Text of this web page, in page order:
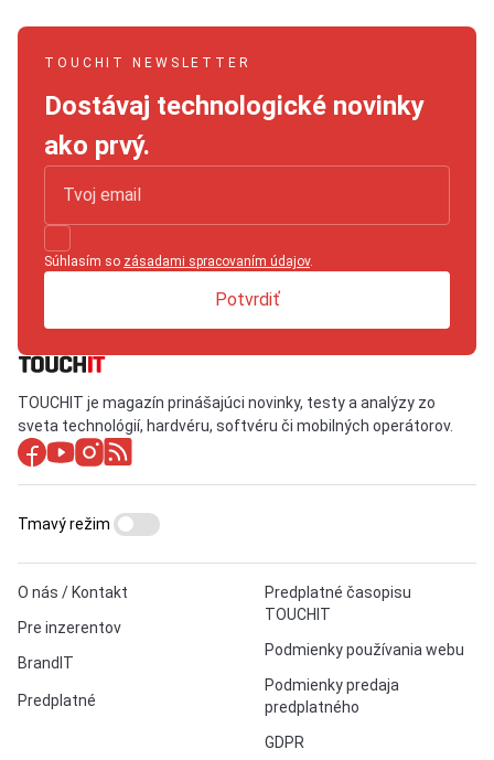
TOUCHIT NEWSLETTER
Dostávaj technologické novinky
ako prvý.
Súhlasím so zásadami spracovaním údajov.
Potvrdiť
TOUCHIT je magazín prinášajúci novinky, testy a analýzy zo
sveta technológií, hardvéru, softvéru či mobilných operátorov.
O nás / Kontakt
Pre inzerentov
BrandIT
Predplatné
Predplatné časopisu
TOUCHIT
Podmienky používania webu
Podmienky predaja
predplatného
GDPR
Tmavý režim